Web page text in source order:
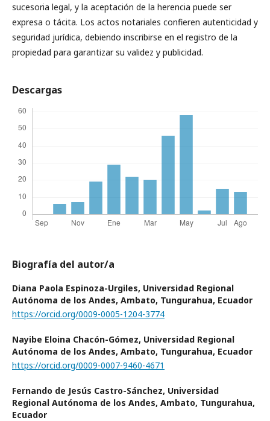
sucesoria legal, y la aceptación de la herencia puede ser
expresa o tácita. Los actos notariales confieren autenticidad y
seguridad jurídica, debiendo inscribirse en el registro de la
propiedad para garantizar su validez y publicidad.
Descargas
Biografía del autor/a
Diana Paola Espinoza-Urgiles, Universidad Regional
Autónoma de los Andes, Ambato, Tungurahua, Ecuador
https://orcid.org/0009-0005-1204-3774
Nayibe Eloina Chacón-Gómez, Universidad Regional
Autónoma de los Andes, Ambato, Tungurahua, Ecuador
https://orcid.org/0009-0007-9460-4671
Fernando de Jesús Castro-Sánchez, Universidad
Regional Autónoma de los Andes, Ambato, Tungurahua,
Ecuador